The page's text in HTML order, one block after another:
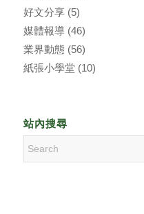
好文分享(5)
媒體報導(46)
業界動態(56)
紙張小學堂 (10)
站內搜尋